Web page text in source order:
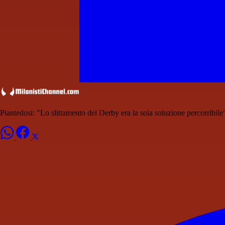
Piantedosi: "Lo slittamento del Derby era la sola soluzione